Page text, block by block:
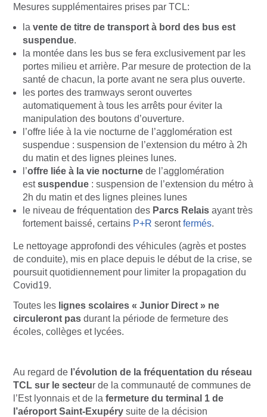
Mesures supplémentaires prises par TCL:
la vente de titre de transport à bord des bus est
suspendue.
la montée dans les bus se fera exclusivement par les
portes milieu et arrière. Par mesure de protection de la
santé de chacun, la porte avant ne sera plus ouverte.
les portes des tramways seront ouvertes
automatiquement à tous les arrêts pour éviter la
manipulation des boutons d’ouverture.
l’offre liée à la vie nocturne de l’agglomération est
suspendue : suspension de l’extension du métro à 2h
du matin et des lignes pleines lunes.
l’offre liée à la vie nocturne de l’agglomération
estsuspendue : suspension de l’extension du métro à
2h du matin et des lignes pleines lunes
le niveau de fréquentation des Parcs Relais ayant très
fortement baissé, certains P+R serontfermés.
Le nettoyage approfondi des véhicules (agrès et postes
de conduite), mis en place depuis le début de la crise, se
poursuit quotidiennement pour limiter la propagation du
Covid19.
Toutes les lignes scolaires « Junior Direct » ne
circuleront pas durant la période de fermeture des
écoles, collèges et lycées.
Au regard de l’évolution de la fréquentation du réseau
TCL sur le secteur de la communauté de communes de
l’Est lyonnais et de la fermeture du terminal 1 de
l’aéroport Saint-Exupéry suite de la décision